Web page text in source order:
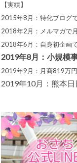
【実績】
2015年8月：特化ブログ
2018年2月：メルマガで
2018年6月：自身初企画
2019年8月：小規模
2019年9月：月商819万円
2019年10月：熊本